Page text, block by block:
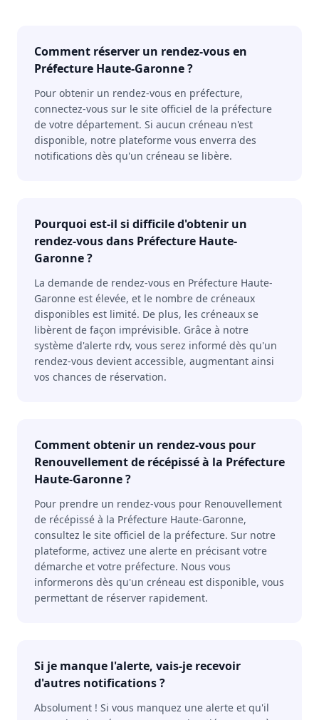
Comment réserver un rendez-vous en
Préfecture Haute-Garonne ?
Pour obtenir un rendez-vous en préfecture,
connectez-vous sur le site officiel de la préfecture
de votre département. Si aucun créneau n'est
disponible, notre plateforme vous enverra des
notifications dès qu'un créneau se libère.
Pourquoi est-il si difficile d'obtenir un
rendez-vous dans Préfecture Haute-
Garonne ?
La demande de rendez-vous en Préfecture Haute-
Garonne est élevée, et le nombre de créneaux
disponibles est limité. De plus, les créneaux se
libèrent de façon imprévisible. Grâce à notre
système d'alerte rdv, vous serez informé dès qu'un
rendez-vous devient accessible, augmentant ainsi
vos chances de réservation.
Comment obtenir un rendez-vous pour
Renouvellement de récépissé à la Préfecture
Haute-Garonne ?
Pour prendre un rendez-vous pour Renouvellement
de récépissé à la Préfecture Haute-Garonne,
consultez le site officiel de la préfecture. Sur notre
plateforme, activez une alerte en précisant votre
démarche et votre préfecture. Nous vous
informerons dès qu'un créneau est disponible, vous
permettant de réserver rapidement.
Si je manque l'alerte, vais-je recevoir
d'autres notifications ?
Absolument ! Si vous manquez une alerte et qu'il